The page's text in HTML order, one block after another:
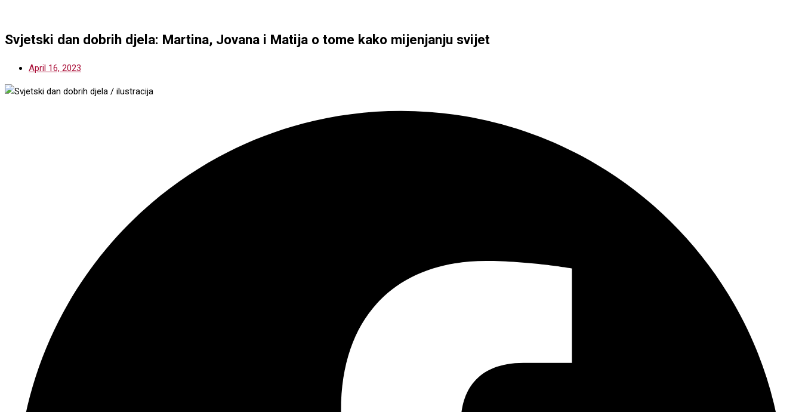
Svjetski dan dobrih djela: Martina, Jovana i Matija o tome kako mijenjanju svijet
April 16, 2023